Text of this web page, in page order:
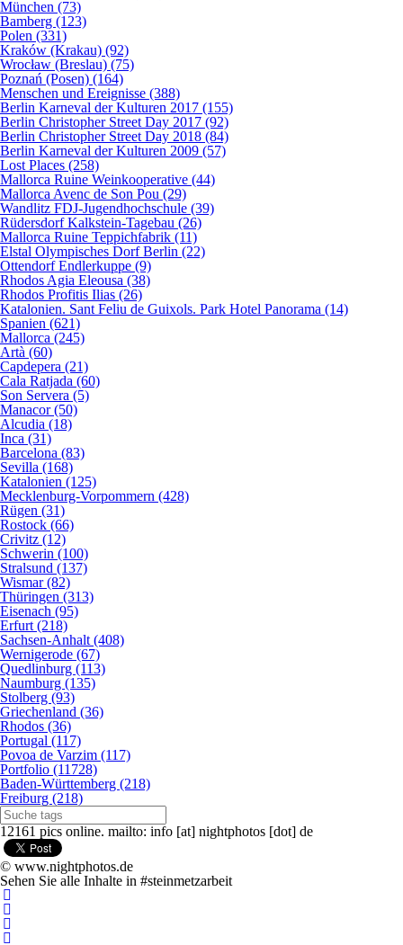
München (73)
Bamberg (123)
Polen (331)
Kraków (Krakau) (92)
Wrocław (Breslau) (75)
Poznań (Posen) (164)
Menschen und Ereignisse (388)
Berlin Karneval der Kulturen 2017 (155)
Berlin Christopher Street Day 2017 (92)
Berlin Christopher Street Day 2018 (84)
Berlin Karneval der Kulturen 2009 (57)
Lost Places (258)
Mallorca Ruine Weinkooperative (44)
Mallorca Avenc de Son Pou (29)
Wandlitz FDJ-Jugendhochschule (39)
Rüdersdorf Kalkstein-Tagebau (26)
Mallorca Ruine Teppichfabrik (11)
Elstal Olympisches Dorf Berlin (22)
Ottendorf Endlerkuppe (9)
Rhodos Agia Eleousa (38)
Rhodos Profitis Ilias (26)
Katalonien. Sant Feliu de Guixols. Park Hotel Panorama (14)
Spanien (621)
Mallorca (245)
Artà (60)
Capdepera (21)
Cala Ratjada (60)
Son Servera (5)
Manacor (50)
Alcudia (18)
Inca (31)
Barcelona (83)
Sevilla (168)
Katalonien (125)
Mecklenburg-Vorpommern (428)
Rügen (31)
Rostock (66)
Crivitz (12)
Schwerin (100)
Stralsund (137)
Wismar (82)
Thüringen (313)
Eisenach (95)
Erfurt (218)
Sachsen-Anhalt (408)
Wernigerode (67)
Quedlinburg (113)
Naumburg (135)
Stolberg (93)
Griechenland (36)
Rhodos (36)
Portugal (117)
Povoa de Varzim (117)
Portfolio (11728)
Baden-Württemberg (218)
Freiburg (218)
12161 pics online. mailto: info [at] nightphotos [dot] de
© www.nightphotos.de
Sehen Sie alle Inhalte in #steinmetzarbeit